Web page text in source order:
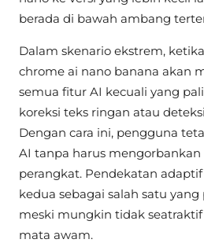
berada di bawah ambang
Dalam skenario ekstrem,
chrome ai nano banana akan
semua fitur AI kecuali yang
koreksi teks ringan atau
Dengan cara ini, pengguna
AI tanpa harus mengorbankan
perangkat. Pendekatan
kedua sebagai salah satu
meski mungkin tidak
mata awam.